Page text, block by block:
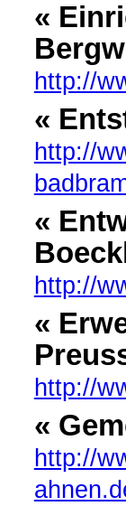
«
http://
«
http://
«
http://
«
http://
«
http://